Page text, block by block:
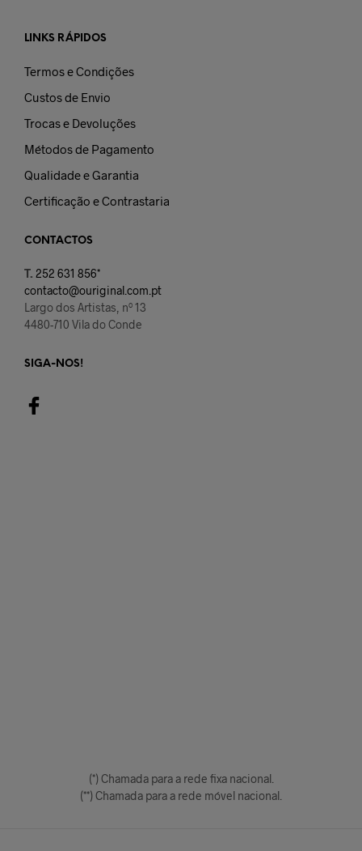
LINKS RÁPIDOS
Termos e Condições
Custos de Envio
Trocas e Devoluções
Métodos de Pagamento
Qualidade e Garantia
Certificação e Contrastaria
CONTACTOS
T. 252 631 856*
contacto@ouriginal.com.pt
Largo dos Artistas, nº 13
4480-710 Vila do Conde
SIGA-NOS!
(*) Chamada para a rede fixa nacional.
(**) Chamada para a rede móvel nacional.